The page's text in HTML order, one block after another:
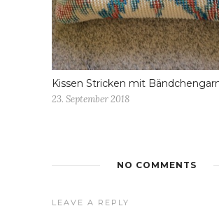
Kissen Stricken mit
23. September 2018
NO COMMENTS
LEAVE A REPLY